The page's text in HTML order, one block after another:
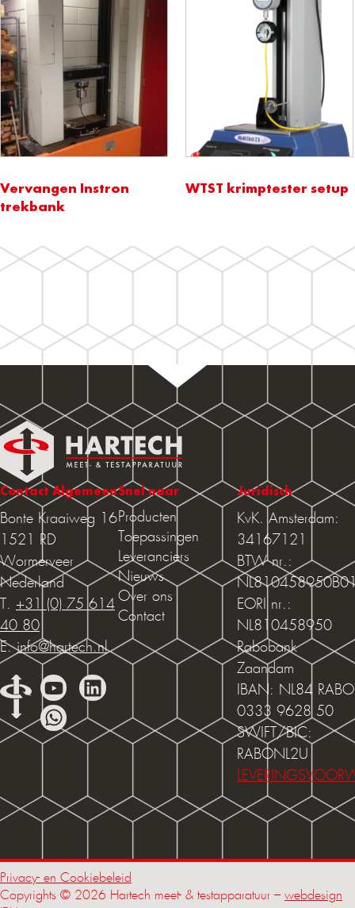
Vervangen Instron
trekbank
WTST krimptester setup
Contact Algemeen
Bonte Kraaiweg 16
1521 RD
Wormerveer
Nederland
T. +31 (0) 75 614
40 80
E.info@hartech.nl
Snel naar
Producten
Toepassingen
Leveranciers
Nieuws
Over ons
Contact
Juridisch
KvK. Amsterdam:
34167121
BTW nr.:
EORI nr.:
NL810458950
Rabobank
Zaandam
IBAN: NL84 RABO
0333 9628 50
SWIFT/BIC:
RABONL2U
Privacy- en Cookiebeleid
Copyrights © 2026 Hartech meet- & testapparatuur – webdesign